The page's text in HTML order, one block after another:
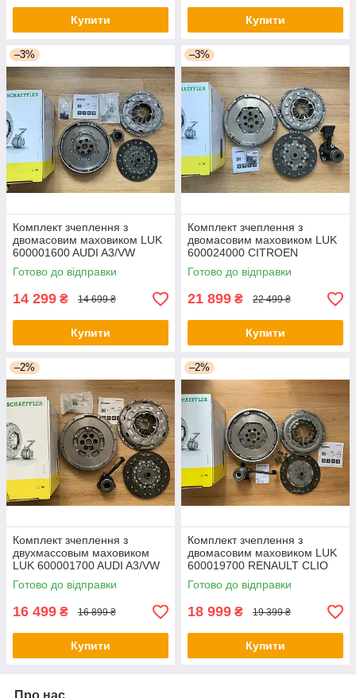
Купити Купити
–3%
Комплект зчеплення з
двомасовим маховиком LUK
600001600 AUDI A3/VW
GOLF V 1,9TDI 03-
Готово до відправки
14 299 ₴ 14 699 ₴
Купити
–3%
Комплект зчеплення з
двомасовим маховиком LUK
600024000 CITROEN
DS3/C4/PEUGEOT
207/308/3008/5008 1,6HDI
10-
Готово до відправки
21 899 ₴ 22 499 ₴
Купити
–2%
Комплект зчеплення з
двухмассовым маховиком
LUK 600001700 AUDI A3/VW
GOLF V 2,0 TDI 03-
Готово до відправки
16 499 ₴ 16 899 ₴
Купити
–2%
Комплект зчеплення з
двомасовим маховиком LUK
600019700 RENAULT CLIO
III/MEGANE/SCENIC/QASHQA
I 1,5DCI 05-
Готово до відправки
18 999 ₴ 19 399 ₴
Купити